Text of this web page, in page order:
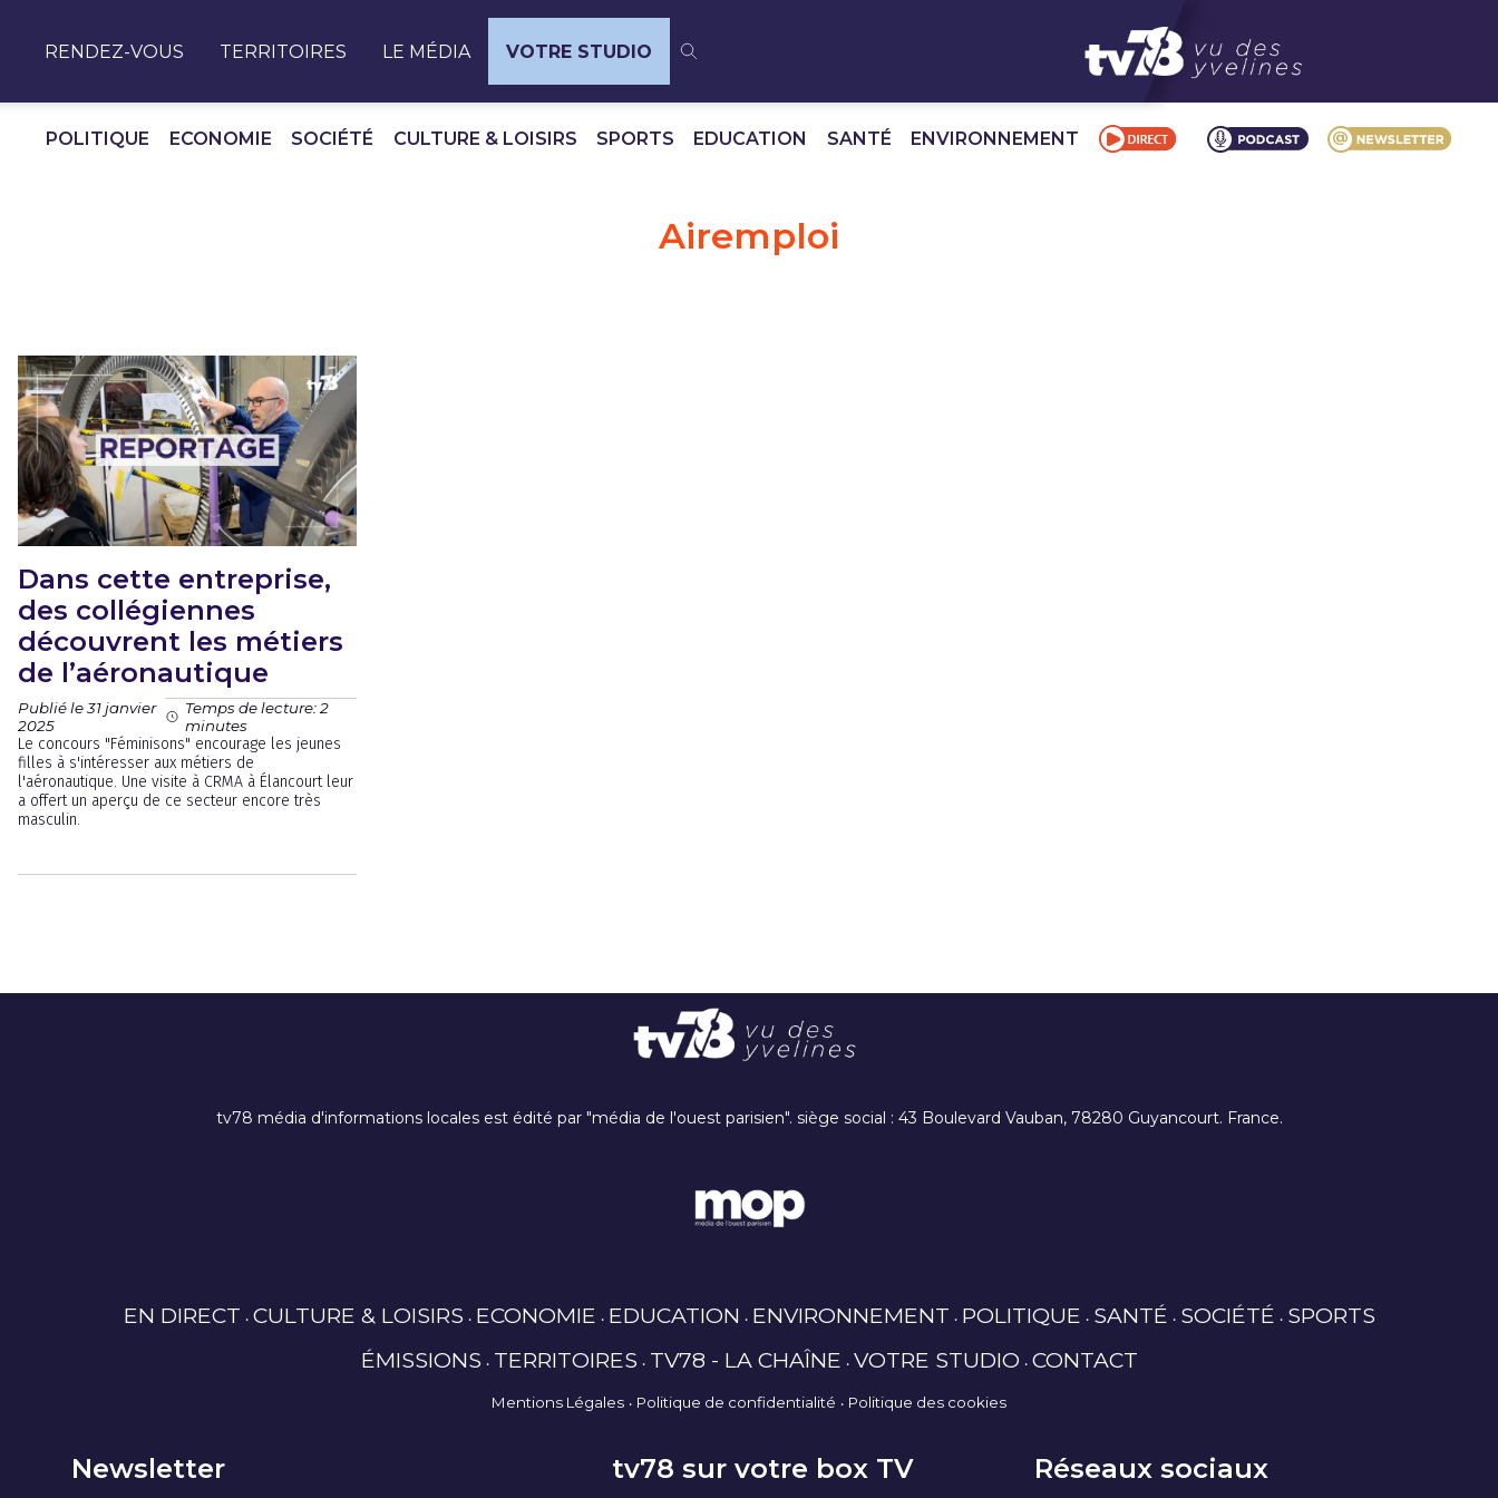
RENDEZ-VOUS TERRITOIRES LE MÉDIA VOTRE STUDIO
POLITIQUE ECONOMIE SOCIÉTÉ CULTURE & LOISIRS SPORTS EDUCATION SANTÉ ENVIRONNEMENT
Airemploi
Dans cette entreprise,
des collégiennes
découvrent les métiers
de l’aéronautique
Publié le 31 janvier
2025
Temps de lecture: 2
minutes
Le concours "Féminisons" encourage les jeunes
filles à s'intéresser aux métiers de
l'aéronautique. Une visite à CRMA à Élancourt leur
a offert un aperçu de ce secteur encore très
masculin.
tv78 média d'informations locales est édité par "média de l'ouest parisien". siège social : 43 Boulevard Vauban, 78280 Guyancourt. France.
EN DIRECT CULTURE & LOISIRS ECONOMIE EDUCATION ENVIRONNEMENT POLITIQUE SANTÉ SOCIÉTÉ SPORTS
ÉMISSIONS TERRITOIRES TV78 - LA CHAÎNE VOTRE STUDIO CONTACT
Mentions Légales Politique de confidentialité Politique des cookies
Newsletter tv78 sur votre box TV Réseaux sociaux